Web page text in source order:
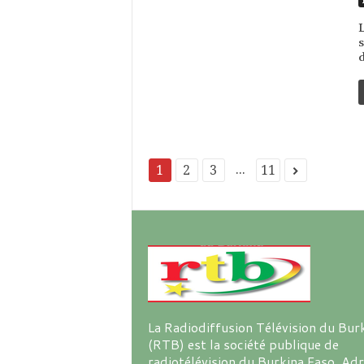
1 2 3 ... 11
La Radiodiffusion Télévision du
(RTB) est la société publique de